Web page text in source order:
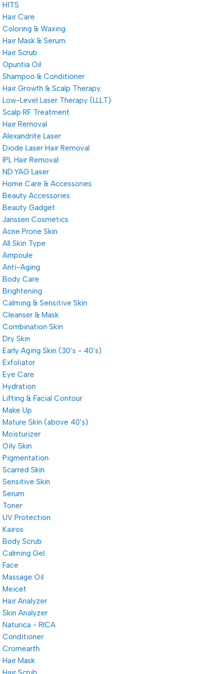
H1TS
Hair Care
Coloring & Waxing
Hair Mask & Serum
Hair Scrub
Opuntia Oil
Shampoo & Conditioner
Hair Growth & Scalp Therapy
Low-Level Laser Therapy (LLLT)
Scalp RF Treatment
Hair Removal
Alexandrite Laser
Diode Laser Hair Removal
IPL Hair Removal
ND:YAG Laser
Home Care & Accessories
Beauty Accessories
Beauty Gadget
Janssen Cosmetics
Acne Prone Skin
All Skin Type
Ampoule
Anti-Aging
Body Care
Brightening
Calming & Sensitive Skin
Cleanser & Mask
Combination Skin
Dry Skin
Early Aging Skin (30’s - 40’s)
Exfoliator
Eye Care
Hydration
Lifting & Facial Contour
Make Up
Mature Skin (above 40’s)
Moisturizer
Oily Skin
Pigmentation
Scarred Skin
Sensitive Skin
Serum
Toner
UV Protection
Kairos
Body Scrub
Calming Gel
Face
Massage Oil
Meicet
Hair Analyzer
Skin Analyzer
Naturica - RICA
Conditioner
Cromearth
Hair Mask